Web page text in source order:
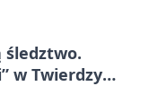
śledztwo.
w Twierdzy